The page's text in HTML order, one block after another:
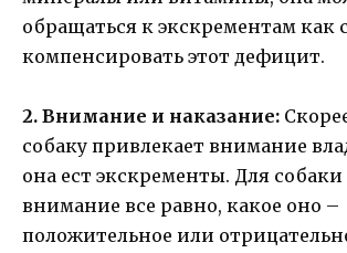
обращаться к экскрементам как
компенсировать этот дефицит.
2. Внимание и наказание:
собаку привлекает внимание
она ест экскременты. Для
внимание все равно, какое оно –
положительное или